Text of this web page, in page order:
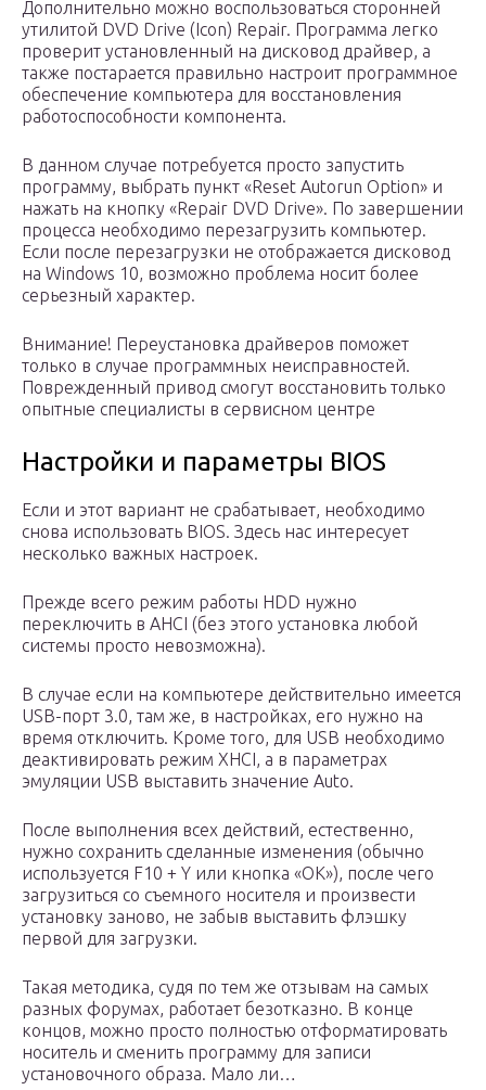
Дополнительно можно воспользоваться сторонней
утилитой DVD Drive (Icon) Repair. Программа легко
проверит установленный на дисковод драйвер, а
также постарается правильно настроит программное
обеспечение компьютера для восстановления
работоспособности компонента.
В данном случае потребуется просто запустить
программу, выбрать пункт «Reset Autorun Option» и
нажать на кнопку «Repair DVD Drive». По завершении
процесса необходимо перезагрузить компьютер.
Если после перезагрузки не отображается дисковод
на Windows 10, возможно проблема носит более
серьезный характер.
Внимание! Переустановка драйверов поможет
только в случае программных неисправностей.
Поврежденный привод смогут восстановить только
опытные специалисты в сервисном центре
Настройки и параметры BIOS
Если и этот вариант не срабатывает, необходимо
снова использовать BIOS. Здесь нас интересует
несколько важных настроек.
Прежде всего режим работы HDD нужно
переключить в AHCI (без этого установка любой
системы просто невозможна).
В случае если на компьютере действительно имеется
USB-порт 3.0, там же, в настройках, его нужно на
время отключить. Кроме того, для USB необходимо
деактивировать режим XHCI, а в параметрах
эмуляции USB выставить значение Auto.
После выполнения всех действий, естественно,
нужно сохранить сделанные изменения (обычно
используется F10 + Y или кнопка «OK»), после чего
загрузиться со съемного носителя и произвести
установку заново, не забыв выставить флэшку
первой для загрузки.
Такая методика, судя по тем же отзывам на самых
разных форумах, работает безотказно. В конце
концов, можно просто полностью отформатировать
носитель и сменить программу для записи
установочного образа. Мало ли…